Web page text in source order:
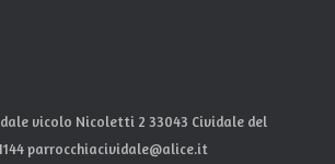
vicolo Nicoletti 2 33043 Cividale del
parrocchiacividale@alice.it